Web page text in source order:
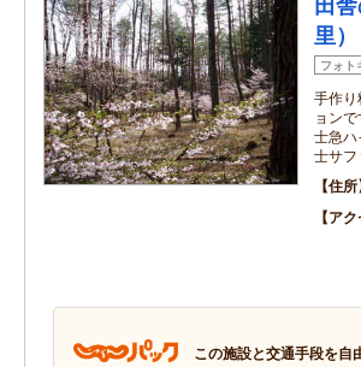
田
里）
フォト
手作り
ョン
士急ハ
士サフ
住所
アク
この施設と交通手段を自